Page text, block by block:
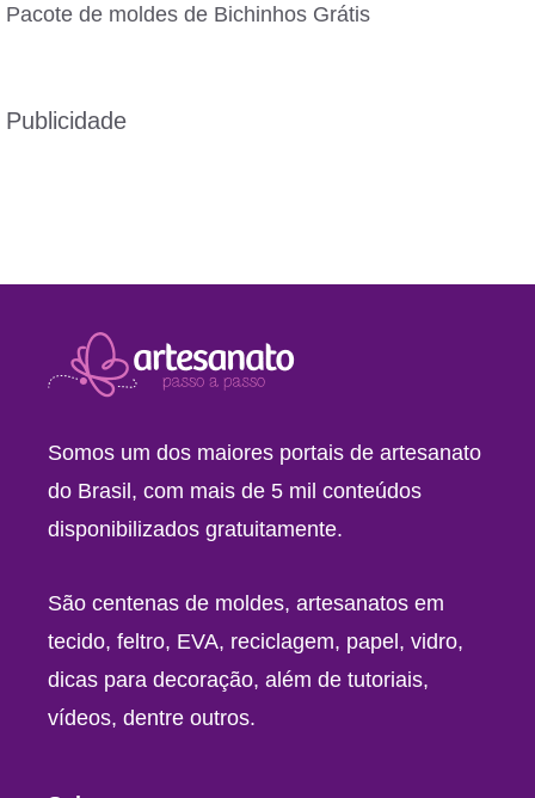
Pacote de moldes de Bichinhos Grátis
Publicidade
Somos um dos maiores portais de artesanato
do Brasil, com mais de 5 mil conteúdos
disponibilizados gratuitamente.
São centenas de moldes, artesanatos em
tecido, feltro, EVA, reciclagem, papel, vidro,
dicas para decoração, além de tutoriais,
vídeos, dentre outros.